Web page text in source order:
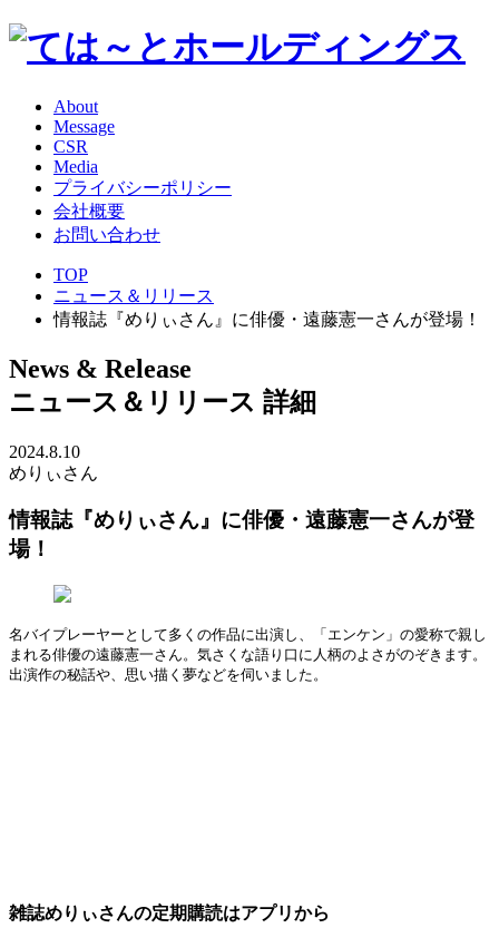
About
Message
CSR
Media
プライバシーポリシー
会社概要
お問い合わせ
TOP
ニュース＆リリース
情報誌『めりぃさん』に俳優・遠藤憲一さんが登場！
News & Release
ニュース＆リリース 詳細
2024.8.10
めりぃさん
情報誌『めりぃさん』に俳優・遠藤憲一さんが登
場！
名バイプレーヤーとして多くの作品に出演し、「エンケン」の愛称で親し
まれる俳優の遠藤憲一さん。気さくな語り口に人柄のよさがのぞきます。
出演作の秘話や、思い描く夢などを伺いました。
雑誌めりぃさんの定期購読はアプリから